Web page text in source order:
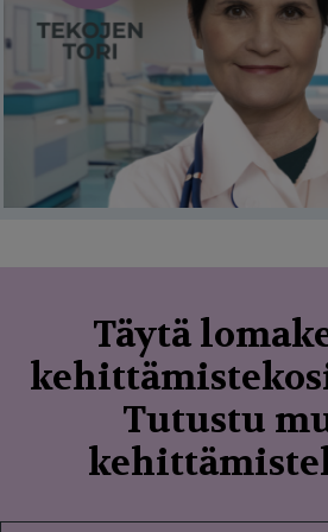
Täytä
Tutustu